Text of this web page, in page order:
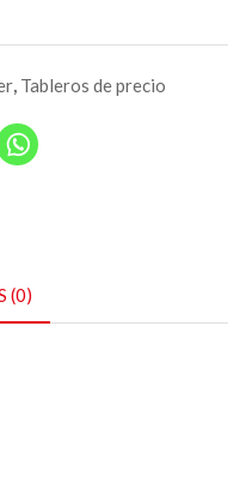
, Tableros de precio
(0)